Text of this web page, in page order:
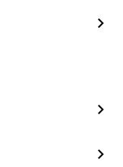
chevron_right
chevron_right
chevron_right